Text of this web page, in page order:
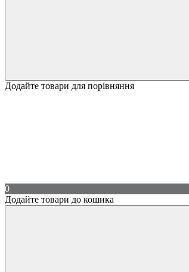
Додайте товари для порівняння
0
Додайте товари до кошика